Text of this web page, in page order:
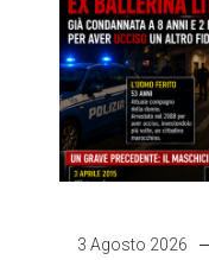
3 Agosto 2026